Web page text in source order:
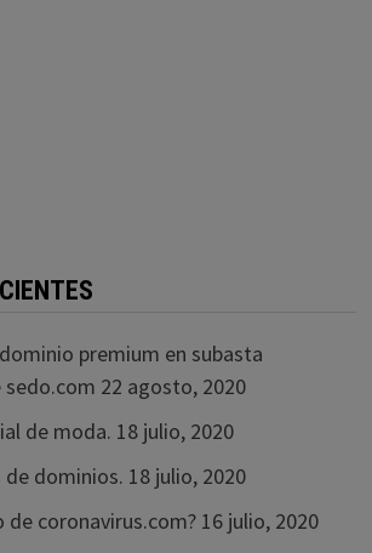
premium en subasta
22 agosto, 2020
de moda. 18 julio, 2020
de dominios. 18 julio, 2020
de coronavirus.com? 16 julio, 2020